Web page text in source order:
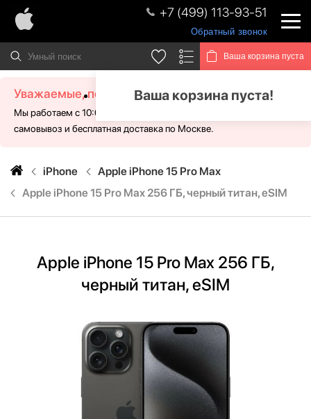
+7 (499) 113-93-51
Обратный звонок
Ваша корзина пуста
Ваша корзина пуста!
Уважаемые, посетители!
Мы работаем с 10:00 - 21:00 без выходных. Для Вас доступен
самовывоз и бесплатная доставка по Москве.
iPhone
Apple iPhone 15 Pro Max
Apple iPhone 15 Pro Max 256 ГБ, черный титан, eSIM
Apple iPhone 15 Pro Max 256 ГБ,
черный титан, eSIM